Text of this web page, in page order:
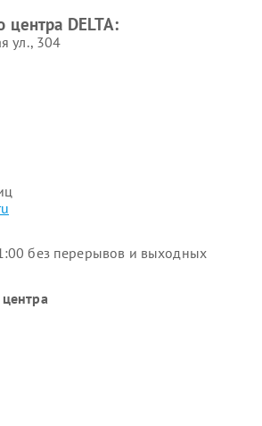
центра DELTA:
ул., 304
без перерывов и выходных
центра